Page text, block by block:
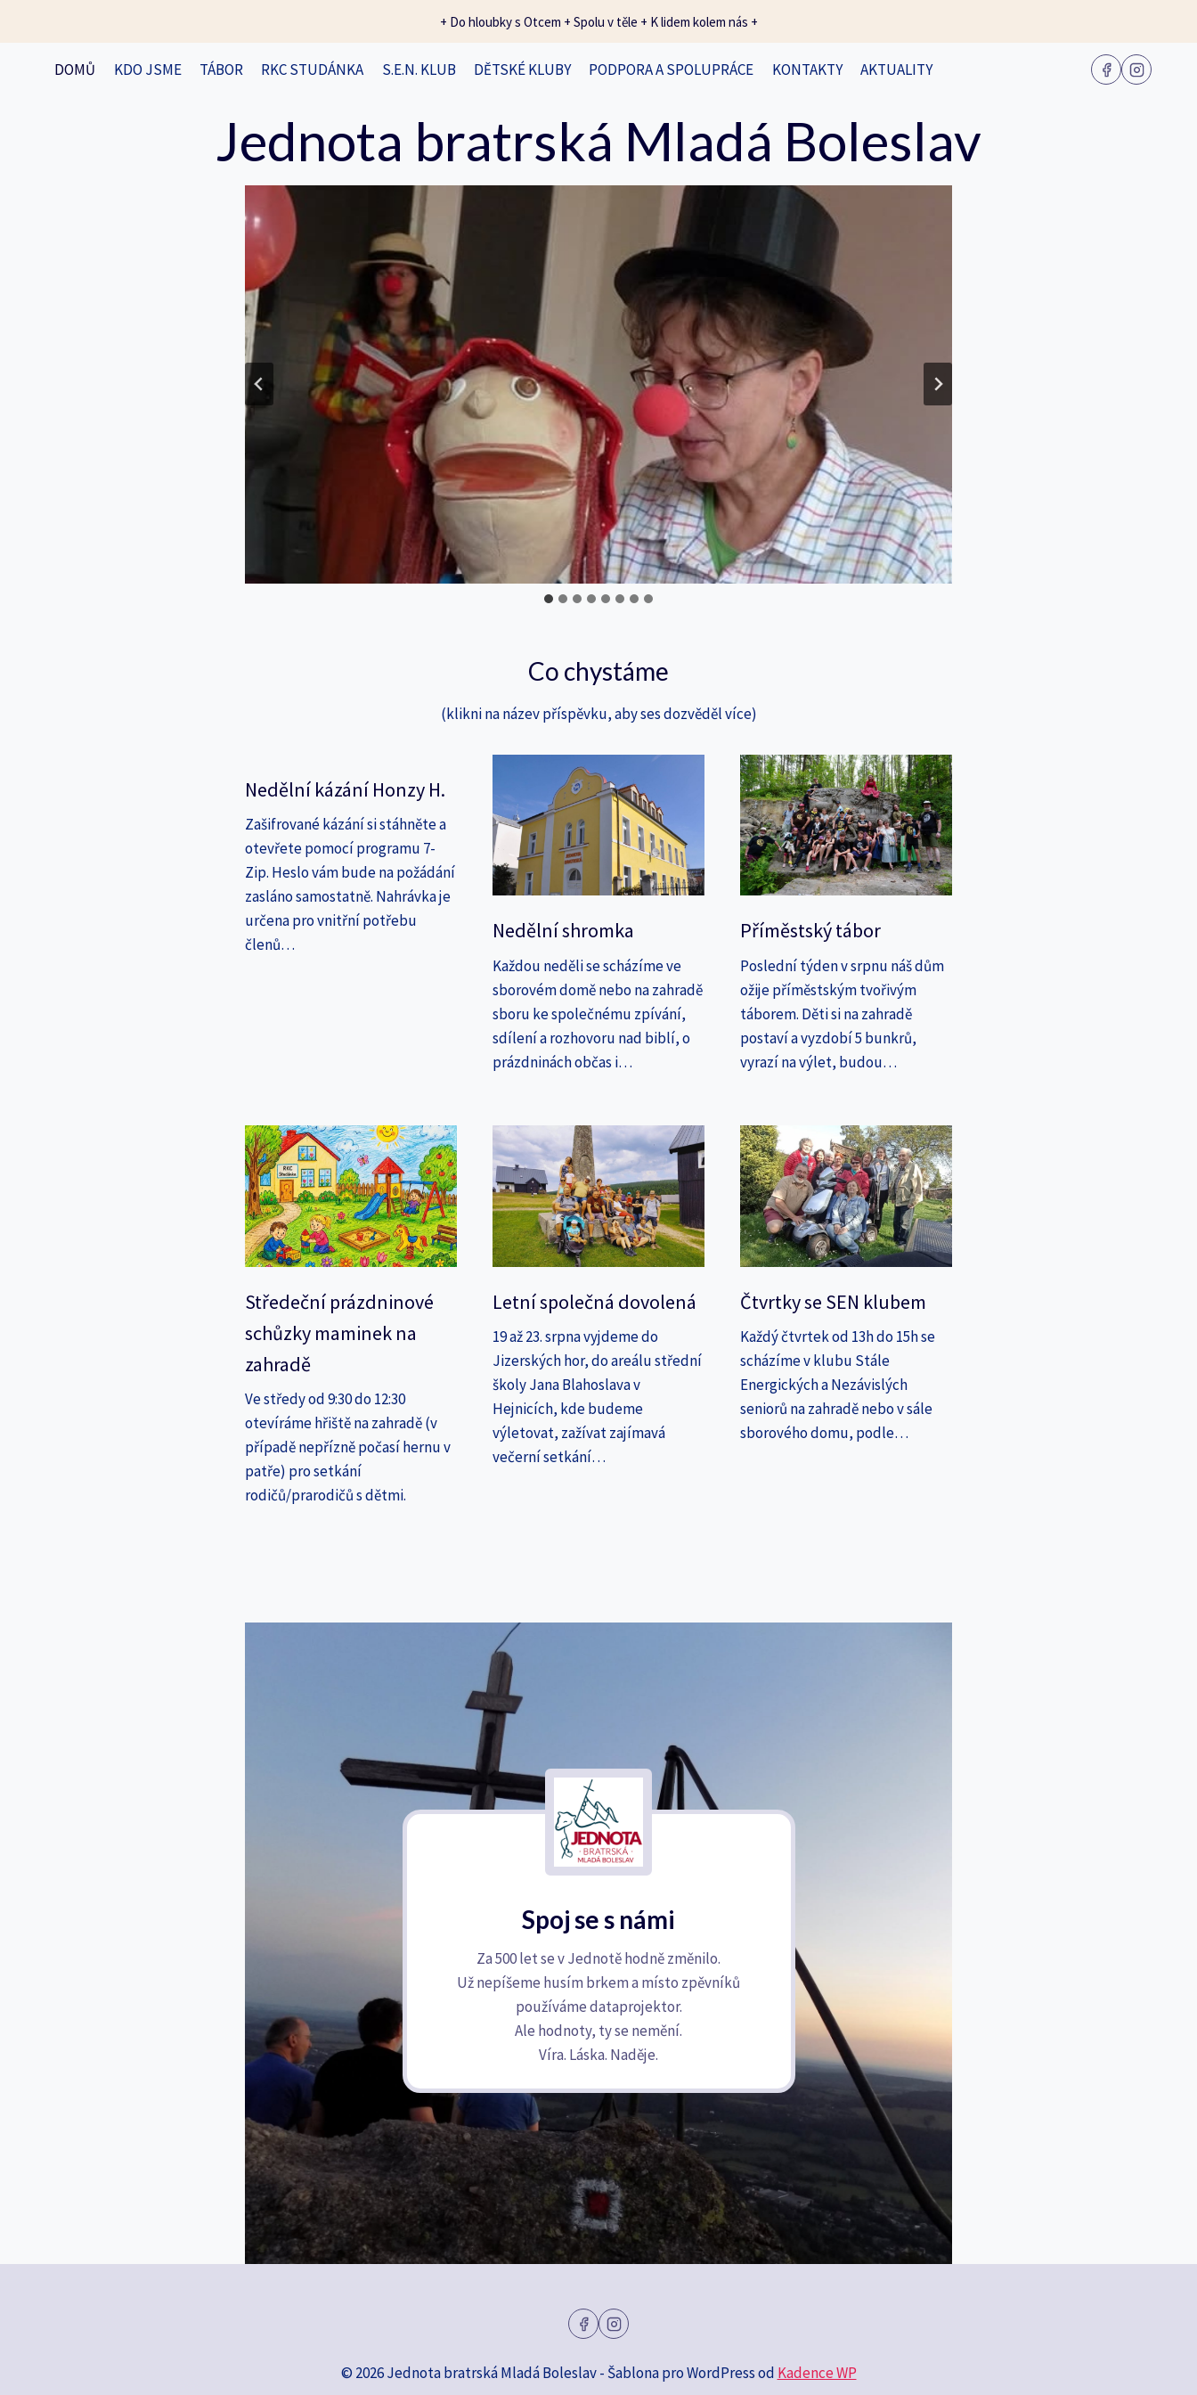
+ Do hloubky s Otcem + Spolu v těle + K lidem kolem nás +
DOMŮ KDO JSME TÁBOR RKC STUDÁNKA S.E.N. KLUB DĚTSKÉ KLUBY PODPORA A SPOLUPRÁCE KONTAKTY AKTUALITY
Jednota bratrská Mladá Boleslav
Co chystáme
(klikni na název příspěvku, aby ses dozvěděl více)
Nedělní kázání Honzy H.
Zašifrované kázání si stáhněte a
otevřete pomocí programu 7-
Zip. Heslo vám bude na požádání
zasláno samostatně. Nahrávka je
určena pro vnitřní potřebu
členů…
Nedělní shromka
Každou neděli se scházíme ve
sborovém domě nebo na zahradě
sboru ke společnému zpívání,
sdílení a rozhovoru nad biblí, o
prázdninách občas i…
Příměstský tábor
Poslední týden v srpnu náš dům
ožije příměstským tvořivým
táborem. Děti si na zahradě
postaví a vyzdobí 5 bunkrů,
vyrazí na výlet, budou…
Středeční prázdninové
schůzky maminek na
zahradě
Ve středy od 9:30 do 12:30
otevíráme hřiště na zahradě (v
případě nepřízně počasí hernu v
patře) pro setkání
rodičů/prarodičů s dětmi.
Letní společná dovolená
19 až 23. srpna vyjdeme do
Jizerských hor, do areálu střední
školy Jana Blahoslava v
Hejnicích, kde budeme
výletovat, zažívat zajímavá
večerní setkání…
Čtvrtky se SEN klubem
Každý čtvrtek od 13h do 15h se
scházíme v klubu Stále
Energických a Nezávislých
seniorů na zahradě nebo v sále
sborového domu, podle…
Spoj se s námi
Za 500 let se v Jednotě hodně změnilo.
Už nepíšeme husím brkem a místo zpěvníků
používáme dataprojektor.
Ale hodnoty, ty se nemění.
Víra. Láska. Naděje.
© 2026 Jednota bratrská Mladá Boleslav - Šablona pro WordPress od Kadence WP